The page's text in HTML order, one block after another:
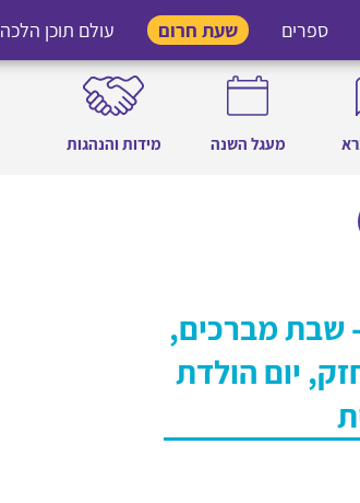
ספרים שעת חרום עולם תוכן הלכה
מעגל השנה מידות והנהגות
שבת מברכים,
יום הולדת